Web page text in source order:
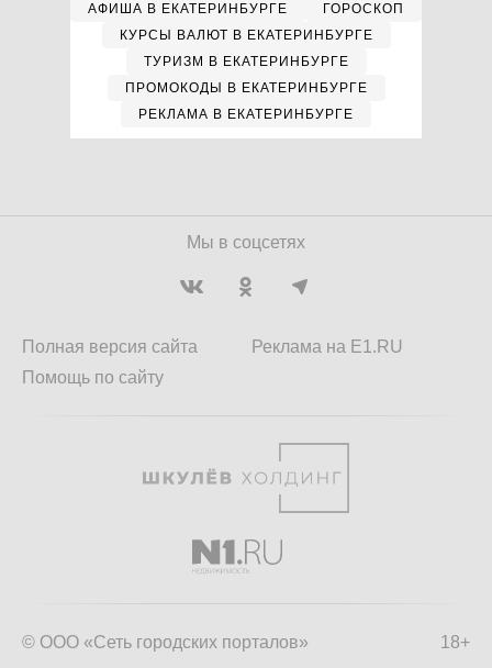
АФИША В ЕКАТЕРИНБУРГЕ
ГОРОСКОП
КУРСЫ ВАЛЮТ В ЕКАТЕРИНБУРГЕ
ТУРИЗМ В ЕКАТЕРИНБУРГЕ
ПРОМОКОДЫ В ЕКАТЕРИНБУРГЕ
РЕКЛАМА В ЕКАТЕРИНБУРГЕ
Мы в соцсетях
Полная версия сайта
Помощь по сайту
Реклама на E1.RU
18+
© ООО «Сеть городских порталов»